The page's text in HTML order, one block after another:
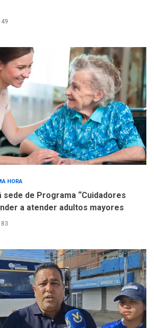
trabajan en diplomado para
creación y manejo de
estadísticas de turismo
HORA
de Programa “Cuidadores
a atender adultos mayores